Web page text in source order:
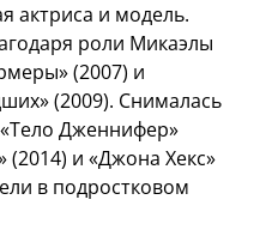
актриса и модель.
роли Микаэлы
(2007) и
(2009). Снималась
Дженнифер»
(2014) и «Джона Хекс»
в подростковом